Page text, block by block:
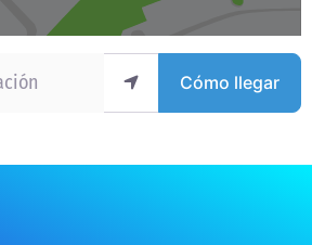
Cómo llegar